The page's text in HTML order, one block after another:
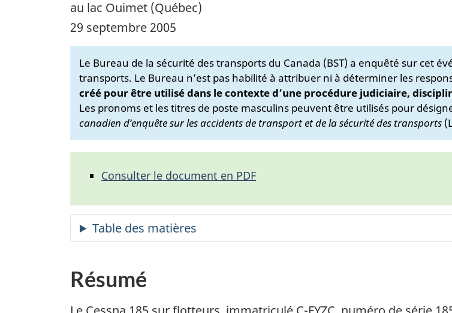
au lac Ouimet (Québec)
29 septembre 2005
Le Bureau de la sécurité des transports du Canada (BST) a enquêté sur cet
transports. Le Bureau n’est pas habilité à attribuer ni à déterminer les
créé pour être utilisé dans le contexte d’une procédure judiciaire,
Les pronoms et les titres de poste masculins peuvent être utilisés pour
canadien d’enquête sur les accidents de transport et de la sécurité des transports
Consulter le document en PDF
Résumé